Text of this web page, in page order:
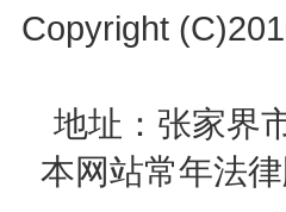
Copyright
地址：张家界
本网站常年法